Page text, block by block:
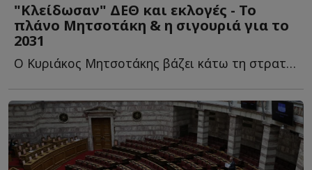
"Κλείδωσαν" ΔΕΘ και εκλογές - Το
πλάνο Μητσοτάκη & η σιγουριά για το
2031
Ο Κυριάκος Μητσοτάκης βάζει κάτω τη στρατηγική του ό...